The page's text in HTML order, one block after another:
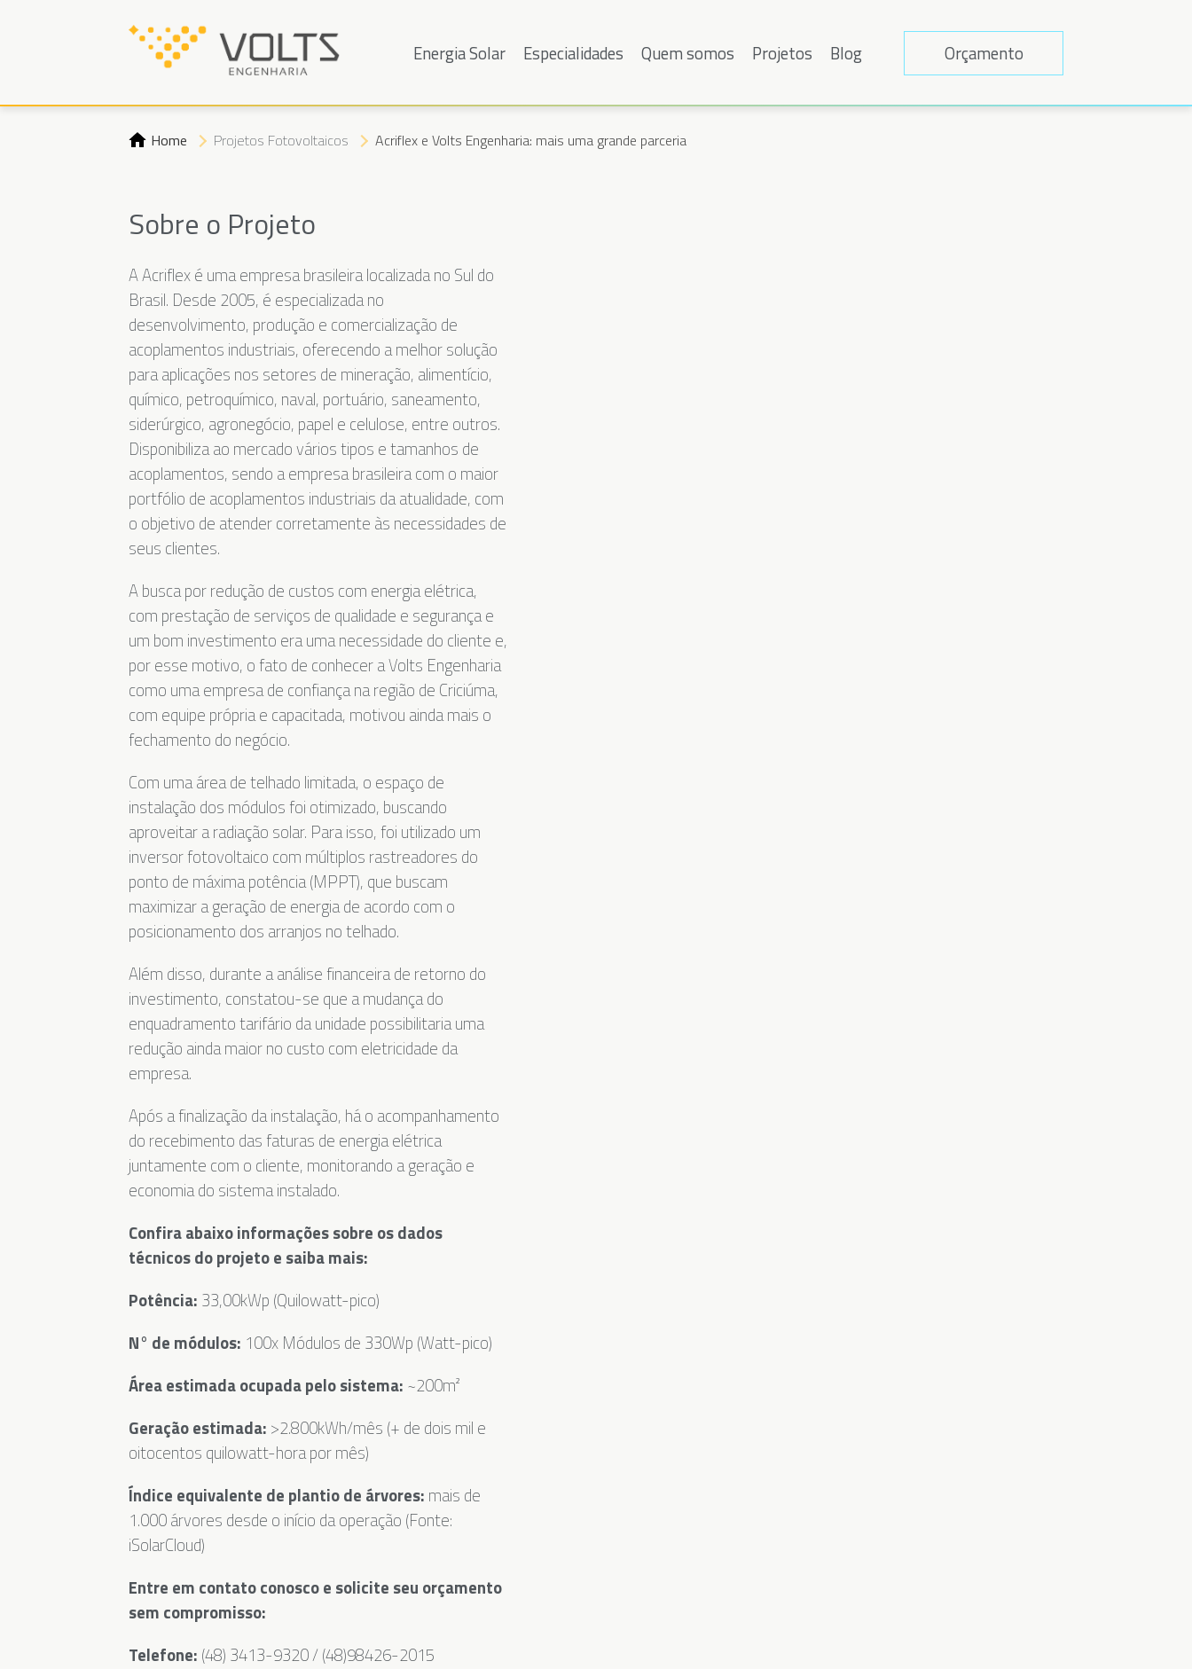
Energia Solar Especialidades Quem somos Projetos Blog Orçamento
Home Projetos Fotovoltaicos Acriflex e Volts Engenharia: mais uma grande parceria
Sobre o Projeto
A Acriflex é uma empresa brasileira localizada no Sul do
Brasil. Desde 2005, é especializada no
desenvolvimento, produção e comercialização de
acoplamentos industriais, oferecendo a melhor solução
para aplicações nos setores de mineração, alimentício,
químico, petroquímico, naval, portuário, saneamento,
siderúrgico, agronegócio, papel e celulose, entre outros.
Disponibiliza ao mercado vários tipos e tamanhos de
acoplamentos, sendo a empresa brasileira com o maior
portfólio de acoplamentos industriais da atualidade, com
o objetivo de atender corretamente às necessidades de
seus clientes.
A busca por redução de custos com energia elétrica,
com prestação de serviços de qualidade e segurança e
um bom investimento era uma necessidade do cliente e,
por esse motivo, o fato de conhecer a Volts Engenharia
como uma empresa de confiança na região de Criciúma,
com equipe própria e capacitada, motivou ainda mais o
fechamento do negócio.
Com uma área de telhado limitada, o espaço de
instalação dos módulos foi otimizado, buscando
aproveitar a radiação solar. Para isso, foi utilizado um
inversor fotovoltaico com múltiplos rastreadores do
ponto de máxima potência (MPPT), que buscam
maximizar a geração de energia de acordo com o
posicionamento dos arranjos no telhado.
Além disso, durante a análise financeira de retorno do
investimento, constatou-se que a mudança do
enquadramento tarifário da unidade possibilitaria uma
redução ainda maior no custo com eletricidade da
empresa.
Após a finalização da instalação, há o acompanhamento
do recebimento das faturas de energia elétrica
juntamente com o cliente, monitorando a geração e
economia do sistema instalado.
Confira abaixo informações sobre os dados
técnicos do projeto e saiba mais:
Potência: 33,00kWp (Quilowatt-pico)
N° de módulos: 100x Módulos de 330Wp (Watt-pico)
Área estimada ocupada pelo sistema: ~200m²
Geração estimada: >2.800kWh/mês (+ de dois mil e
oitocentos quilowatt-hora por mês)
Índice equivalente de plantio de árvores: mais de
1.000 árvores desde o início da operação (Fonte:
iSolarCloud)
Entre em contato conosco e solicite seu orçamento
sem compromisso:
Telefone: (48) 3413-9320 / (48)98426-2015⠀